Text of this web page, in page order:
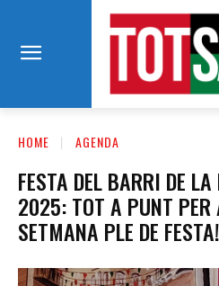
HOME AGENDA
FESTA DEL BARRI DE
2025: TOT A PUNT PER
SETMANA PLE DE FESTA!